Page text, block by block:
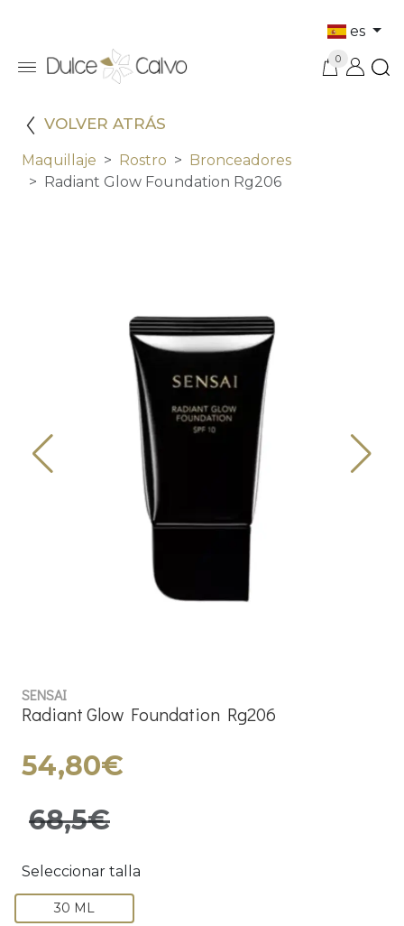
es
0
VOLVER ATRÁS
Maquillaje Rostro
Bronceadores
Radiant Glow Foundation Rg206
SENSAI
Radiant Glow Foundation Rg206
54,80€
68,5€
Seleccionar talla
30 ML